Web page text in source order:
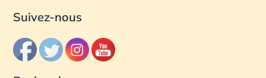
Suivez-nous